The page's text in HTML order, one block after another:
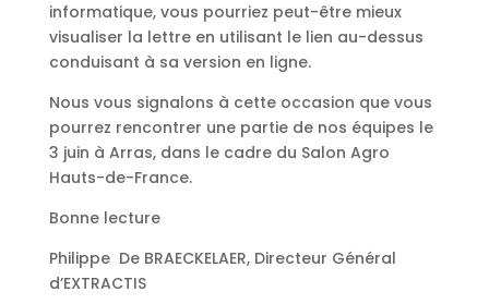
informatique, vous pourriez peut-être mieux
visualiser la lettre en utilisant le lien au-dessus
conduisant à sa version en ligne.
Nous vous signalons à cette occasion que vous
pourrez rencontrer une partie de nos équipes le
3 juin à Arras, dans le cadre du Salon Agro
Hauts-de-France.
Bonne lecture
Philippe De BRAECKELAER, Directeur Général
d’EXTRACTIS